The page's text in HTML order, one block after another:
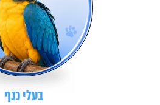
בעלי כנף